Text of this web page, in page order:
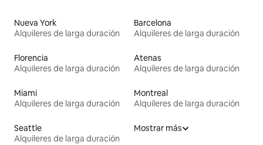
Nueva York
Alquileres de larga duración
Barcelona
Alquileres de larga duración
Florencia
Alquileres de larga duración
Atenas
Alquileres de larga duración
Miami
Alquileres de larga duración
Montreal
Alquileres de larga duración
Seattle
Alquileres de larga duración
Mostrar más